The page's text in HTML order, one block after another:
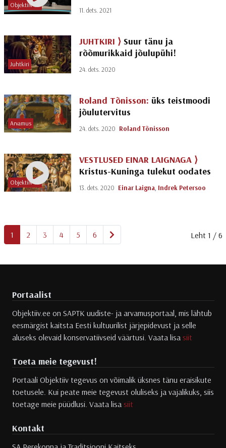
Objektiiv TV
11. dets. 2021
Juhtkiri
JUHTKIRI ⟩ Suur tänu ja
rõõmurikkaid jõulupühi!
24. dets. 2020
Arvamus
Roland Tõnisson: üks teistmoodi
jõulutervitus
24. dets. 2020 Roland Tõnisson
Objektiiv TV
VESTLUSED EINAR LAIGNAGA ⟩
Kristus-Kuninga tulekut oodates
13. dets. 2020 Einar Laigna Indrek Petersoo
1 2 3 4 5 6 Järgmine Leht 1 / 6
Portaalist
Objektiiv.ee on SAPTK uudiste- ja arvamusportaal, mis lähtub
eesmärgist kaitsta Eesti kultuurilist järjepidevust ja selle
aluseks olevaid konservatiivseid väärtusi. Vaata lisa siit
Toeta meie tegevust!
Portaali Objektiiv tegevus on võimalik üksnes tänu eraisikute
toetusele. Kui peate meie tegevust oluliseks ja vajalikuks, siis
toetage meie püüdlusi. Vaata lisa siit
Kontakt